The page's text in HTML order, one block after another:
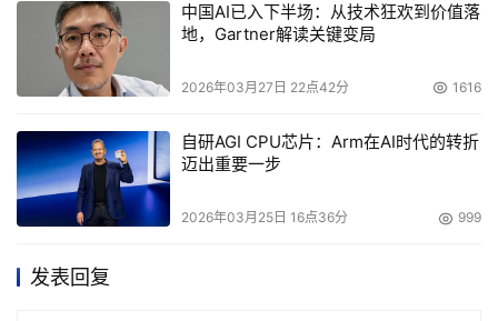
中国AI已入下半场：从技术狂欢到价值落
地，Gartner解读关键变局
2026年03月27日 22点42分 1616
自研AGI CPU芯片：Arm在AI时代的转折
迈出重要一步
2026年03月25日 16点36分 999
发表回复